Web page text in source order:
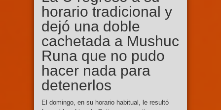
horario tradicional y
dejó una doble
cachetada a Mushuc
Runa que no pudo
hacer nada para
detenerlos
El domingo, en su horario habitual, le resultó